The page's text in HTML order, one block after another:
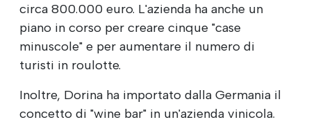
circa 800.000 euro. L'azienda ha anche un
piano in corso per creare cinque "case
minuscole" e per aumentare il numero di
turisti in roulotte.
Inoltre, Dorina ha importato dalla Germania il
concetto di "wine bar" in un'azienda vinicola.